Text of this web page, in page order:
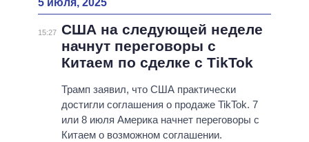
5 июля, 2025
15:27 США на следующей неделе
начнут переговоры с
Китаем по сделке с TikTok
Трамп заявил, что США практически
достигли соглашения о продаже TikTok. 7
или 8 июля Америка начнет переговоры с
Китаем о возможном соглашении.